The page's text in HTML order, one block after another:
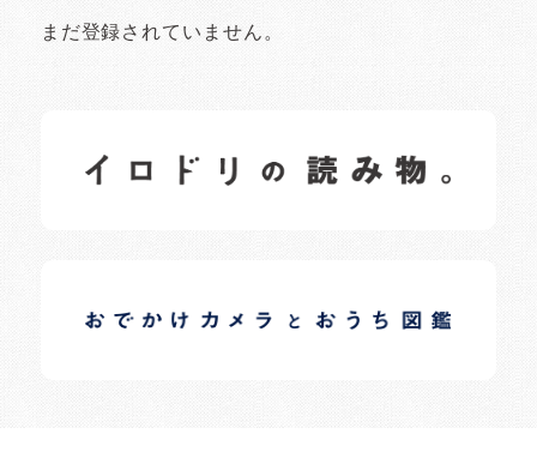
まだ登録されていません。
日常の様子など随時更新中です。
日常の様子など随時更新中です。